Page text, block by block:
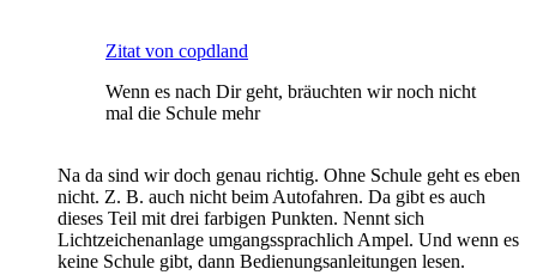
Zitat von copdland
Wenn es nach Dir geht, bräuchten wir noch nicht
mal die Schule mehr
Na da sind wir doch genau richtig. Ohne Schule geht es eben
nicht. Z. B. auch nicht beim Autofahren. Da gibt es auch
dieses Teil mit drei farbigen Punkten. Nennt sich
Lichtzeichenanlage umgangssprachlich Ampel. Und wenn es
keine Schule gibt, dann Bedienungsanleitungen lesen.